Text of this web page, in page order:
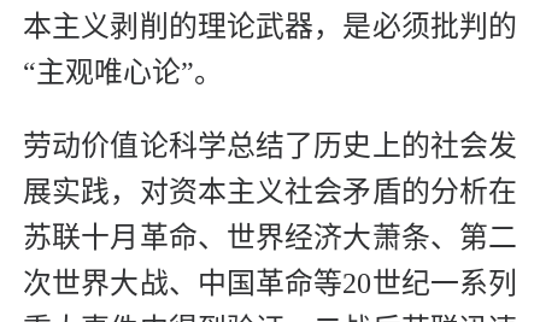
本主义剥削的理论武器，是必须批判的
“主观唯心论”。
劳动价值论科学总结了历史上的社会发
展实践，对资本主义社会矛盾的分析在
苏联十月革命、世界经济大萧条、第二
次世界大战、中国革命等20世纪一系列